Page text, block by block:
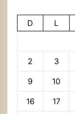
D L
2 3
9 10
16 17